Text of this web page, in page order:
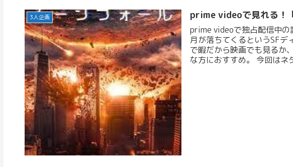
3人企画 prime videoで見れる！
prime videoで独占配信中の
月が落ちてくるというSFデ
で暇だから映画でも見るか
な方におすすめ。 今回はネ